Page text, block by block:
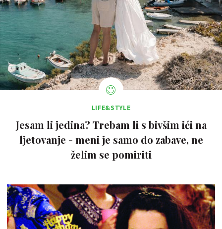
LIFE&STYLE
Jesam li jedina? Trebam li s bivšim ići na
ljetovanje - meni je samo do zabave, ne
želim se pomiriti